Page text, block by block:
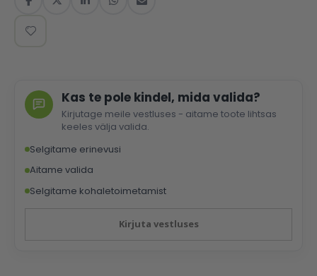
Kas te pole kindel, mida valida?
Kirjutage meile vestluses - aitame toote lihtsas
keeles välja valida.
Selgitame erinevusi
Aitame valida
Selgitame kohaletoimetamist
Kirjuta vestluses